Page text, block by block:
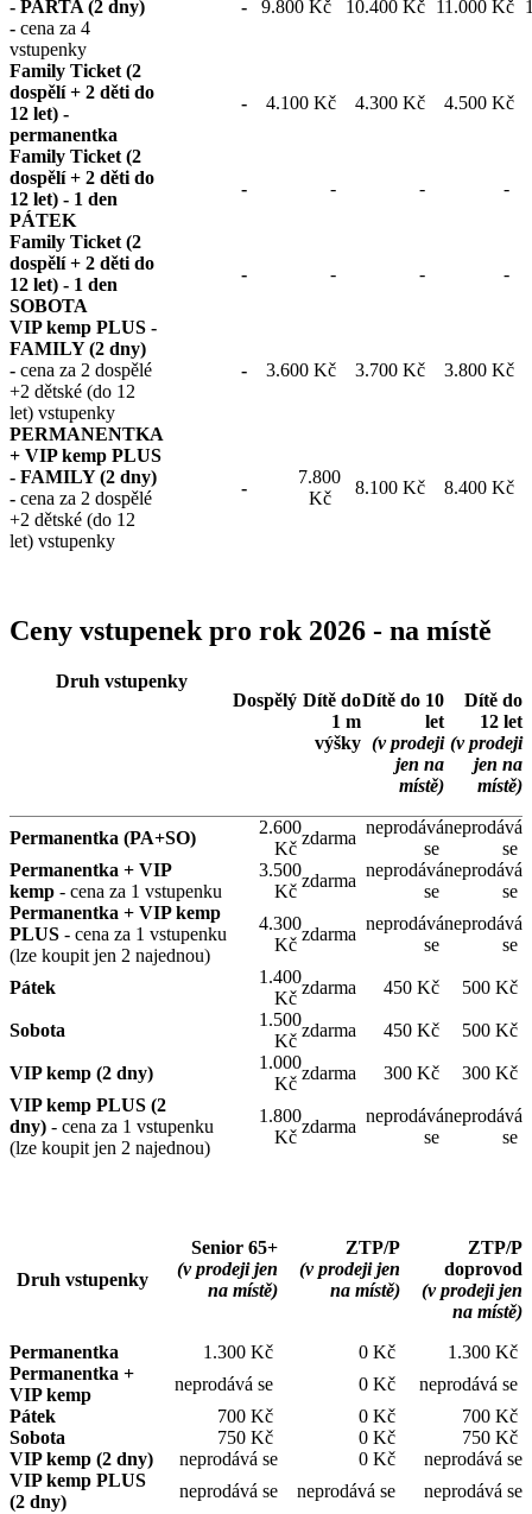
- PARTA (2 dny)
- cena za 4
vstupenky
- 9.800 Kč 10.400 Kč 11.000 Kč
Family Ticket (2
dospělí + 2 děti do
12 let) -
permanentka
- 4.100 Kč 4.300 Kč 4.500 Kč
Family Ticket (2
dospělí + 2 děti do
12 let) - 1 den
PÁTEK
- - - -
Family Ticket (2
dospělí + 2 děti do
12 let) - 1 den
SOBOTA
- - - -
VIP kemp PLUS -
FAMILY (2 dny)
- cena za 2 dospělé
+2 dětské (do 12
let) vstupenky
- 3.600 Kč 3.700 Kč 3.800 Kč
PERMANENTKA
+ VIP kemp PLUS
- FAMILY (2 dny)
- cena za 2 dospělé
+2 dětské (do 12
let) vstupenky
-
7.800
Kč
8.100 Kč 8.400 Kč
Ceny vstupenek pro rok 2026 - na místě
Druh vstupenky
Dospělý Dítě do
1 m
výšky
Dítě do 10
let
(v prodeji
jen na
místě)
Dítě do
12 let
(v prodeji
jen na
místě)
Permanentka (PA+SO)
2.600
Kč
zdarma
neprodává
se
neprodává
se
Permanentka + VIP
kemp - cena za 1 vstupenku
3.500
Kč
zdarma
neprodává
se
neprodává
se
Permanentka + VIP kemp
PLUS - cena za 1 vstupenku
(lze koupit jen 2 najednou)
4.300
Kč
zdarma
neprodává
se
neprodává
se
Pátek
1.400
Kč
zdarma 450 Kč 500 Kč
Sobota
1.500
Kč
zdarma 450 Kč 500 Kč
VIP kemp (2 dny)
1.000
Kč
zdarma 300 Kč
300 Kč
VIP kemp PLUS (2
dny) - cena za 1 vstupenku
(lze koupit jen 2 najednou)
1.800
Kč
zdarma
neprodává
se
neprodává
se
Druh vstupenky
Senior 65+
(v prodeji jen
na místě)
ZTP/P
(v prodeji jen
na místě)
ZTP/P
doprovod
(v prodejijen
na místě)
Permanentka
1.300 Kč 0 Kč
1.300 Kč
Permanentka +
VIP kemp
neprodává se 0 Kč
neprodává se
Pátek
700 Kč 0 Kč
700 Kč
Sobota
750 Kč 0 Kč
750 Kč
VIP kemp (2 dny)
neprodává se 0 Kč
neprodává se
VIP kemp PLUS
(2 dny)
neprodává se neprodává se neprodává se